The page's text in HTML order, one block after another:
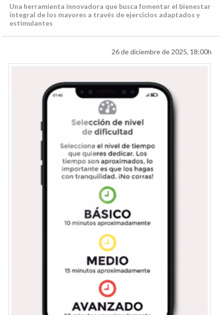
Una herramienta innovadora que busca fomentar el bienestar
integral de los mayores a través de ejercicios adaptados y
estimulantes
26 de diciembre de 2025, 18:00h